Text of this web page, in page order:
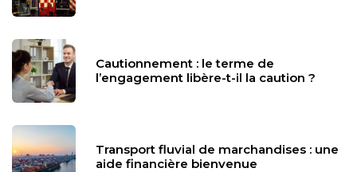
Cautionnement : le terme de
l’engagement libère-t-il la caution ?
Transport fluvial de marchandises : une
aide financière bienvenue